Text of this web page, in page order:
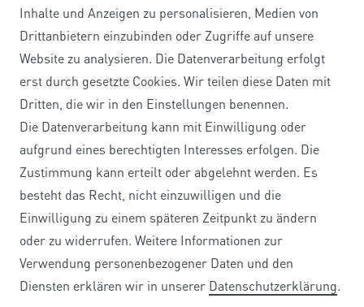
WIDERRUFSFORMULAR
VERTRAG WIDERRUFEN Kontakt
SERVICE
ZAHLUNG UND VERSAND
Inhalte und Anzeigen zu personalisieren, Medien von
Drittanbietern einzubinden oder Zugriffe auf unsere
Website zu analysieren. Die Datenverarbeitung erfolgt
erst durch gesetzte Cookies. Wir teilen diese Daten mit
Dritten, die wir in den Einstellungen benennen.
Die Datenverarbeitung kann mit Einwilligung oder
aufgrund eines berechtigten Interesses erfolgen. Die
Zustimmung kann erteilt oder abgelehnt werden. Es
besteht das Recht, nicht einzuwilligen und die
Einwilligung zu einem späteren Zeitpunkt zu ändern
oder zu widerrufen. Weitere Informationen zur
Verwendung personenbezogener Daten und den
Diensten erklären wir in unserer Daten­schutz­erklärung.